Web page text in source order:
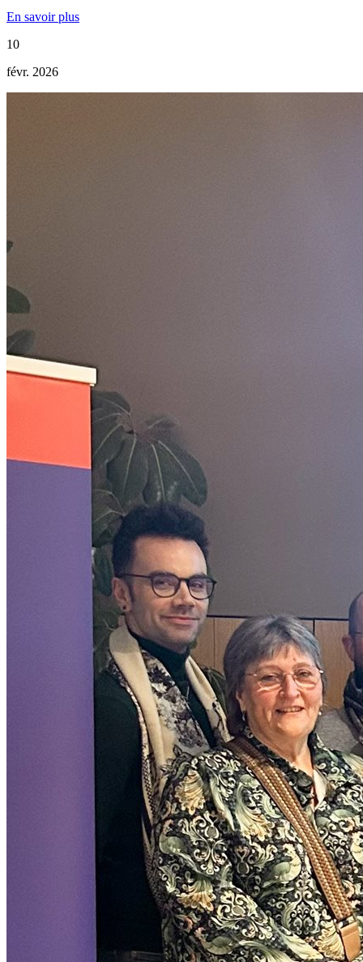
En savoir plus
10
févr. 2026